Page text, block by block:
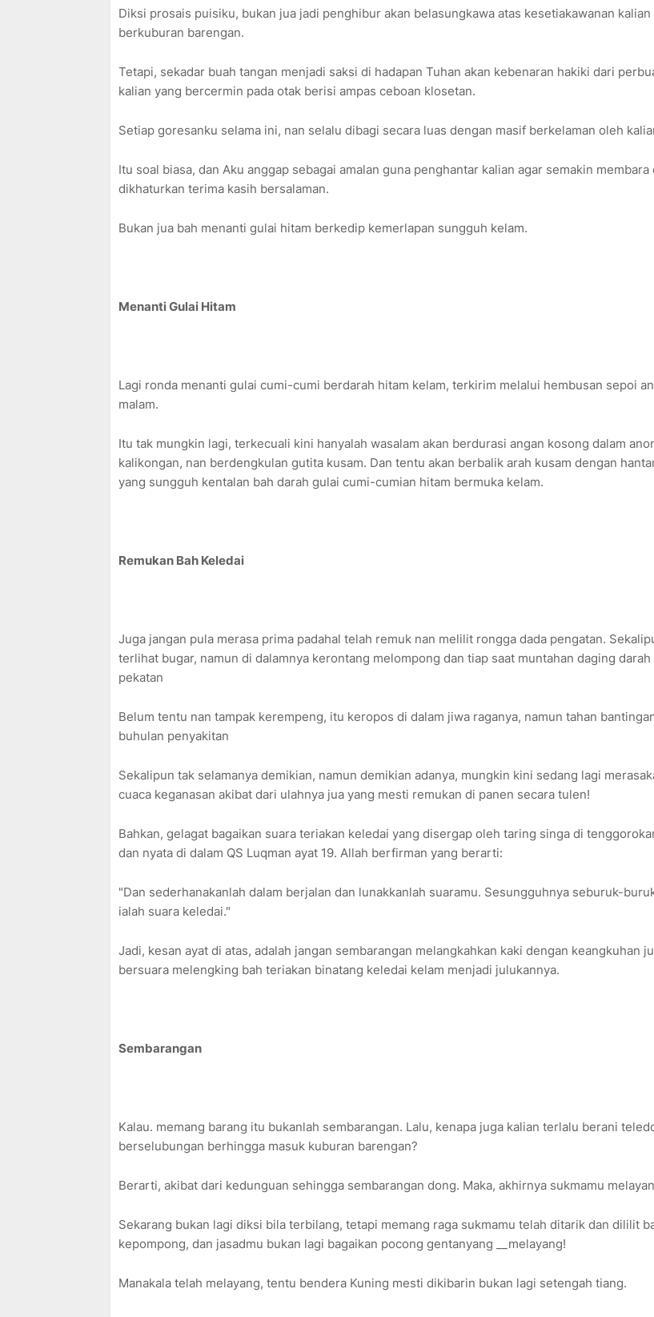
Diksi prosais puisiku, bukan jua jadi penghibur akan belasungkawa atas kesetiakawanan kalian
berkuburan barengan.
Tetapi, sekadar buah tangan menjadi saksi di hadapan Tuhan akan kebenaran hakiki dari
kalian yang bercermin pada otak berisi ampas ceboan klosetan.
Setiap goresanku selama ini, nan selalu dibagi secara luas dengan masif berkelaman oleh
Itu soal biasa, dan Aku anggap sebagai amalan guna penghantar kalian agar semakin membara
dikhaturkan terima kasih bersalaman.
Bukan jua bah menanti gulai hitam berkedip kemerlapan sungguh kelam.
Menanti Gulai Hitam
Lagi ronda menanti gulai cumi-cumi berdarah hitam kelam, terkirim melalui hembusan sepoi
malam.
Itu tak mungkin lagi, terkecuali kini hanyalah wasalam akan berdurasi angan kosong dalam
kalikongan, nan berdengkulan gutita kusam. Dan tentu akan berbalik arah kusam dengan
yang sungguh kentalan bah darah gulai cumi-cumian hitam bermuka kelam.
Remukan Bah Keledai
Juga jangan pula merasa prima padahal telah remuk nan melilit rongga dada pengatan.
terlihat bugar, namun di dalamnya kerontang melompong dan tiap saat muntahan daging darah
pekatan
Belum tentu nan tampak kerempeng, itu keropos di dalam jiwa raganya, namun tahan
buhulan penyakitan
Sekalipun tak selamanya demikian, namun demikian adanya, mungkin kini sedang lagi
cuaca keganasan akibat dari ulahnya jua yang mesti remukan di panen secara tulen!
Bahkan, gelagat bagaikan suara teriakan keledai yang disergap oleh taring singa di
dan nyata di dalam QS Luqman ayat 19. Allah berfirman yang berarti:
"Dan sederhanakanlah dalam berjalan dan lunakkanlah suaramu. Sesungguhnya seburuk-
ialah suara keledai."
Jadi, kesan ayat di atas, adalah jangan sembarangan melangkahkan kaki dengan keangkuhan
bersuara melengking bah teriakan binatang keledai kelam menjadi julukannya.
Sembarangan
Kalau. memang barang itu bukanlah sembarangan. Lalu, kenapa juga kalian terlalu berani
berselubungan berhingga masuk kuburan barengan?
Berarti, akibat dari kedunguan sehingga sembarangan dong. Maka, akhirnya sukmamu
Sekarang bukan lagi diksi bila terbilang, tetapi memang raga sukmamu telah ditarik dan dililit
kepompong, dan jasadmu bukan lagi bagaikan pocong gentanyang __melayang!
Manakala telah melayang, tentu bendera Kuning mesti dikibarin bukan lagi setengah tiang.